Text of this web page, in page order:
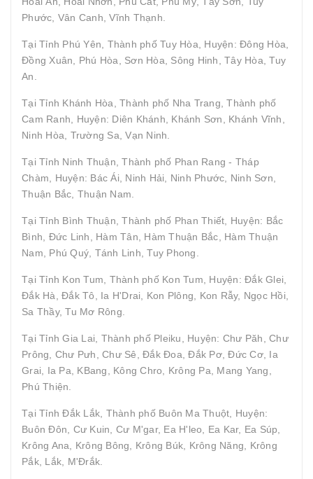
Phước, Vân Canh, Vĩnh Thạnh.
Tại Tỉnh Phú Yên, Thành phố Tuy Hòa, Huyện: Đông Hòa,
Đồng Xuân, Phú Hòa, Sơn Hòa, Sông Hinh, Tây Hòa, Tuy
An.
Tại Tỉnh Khánh Hòa, Thành phố Nha Trang, Thành phố
Cam Ranh, Huyện: Diên Khánh, Khánh Sơn, Khánh Vĩnh,
Ninh Hòa, Trường Sa, Vạn Ninh.
Tại Tỉnh Ninh Thuận, Thành phố Phan Rang - Tháp
Chàm, Huyện: Bác Ái, Ninh Hải, Ninh Phước, Ninh Sơn,
Thuận Bắc, Thuận Nam.
Tại Tỉnh Bình Thuận, Thành phố Phan Thiết, Huyện: Bắc
Bình, Đức Linh, Hàm Tân, Hàm Thuận Bắc, Hàm Thuận
Nam, Phú Quý, Tánh Linh, Tuy Phong.
Tại Tỉnh Kon Tum, Thành phố Kon Tum, Huyện: Đắk Glei,
Đắk Hà, Đắk Tô, Ia H'Drai, Kon Plông, Kon Rẫy, Ngọc Hồi,
Sa Thầy, Tu Mơ Rông.
Tại Tỉnh Gia Lai, Thành phố Pleiku, Huyện: Chư Păh, Chư
Prông, Chư Pưh, Chư Sê, Đắk Đoa, Đắk Pơ, Đức Cơ, Ia
Grai, Ia Pa, KBang, Kông Chro, Krông Pa, Mang Yang,
Phú Thiện.
Tại Tỉnh Đắk Lắk, Thành phố Buôn Ma Thuột, Huyện:
Buôn Đôn, Cư Kuin, Cư M'gar, Ea H'leo, Ea Kar, Ea Súp,
Krông Ana, Krông Bông, Krông Búk, Krông Năng, Krông
Pắk, Lắk, M'Đrắk.